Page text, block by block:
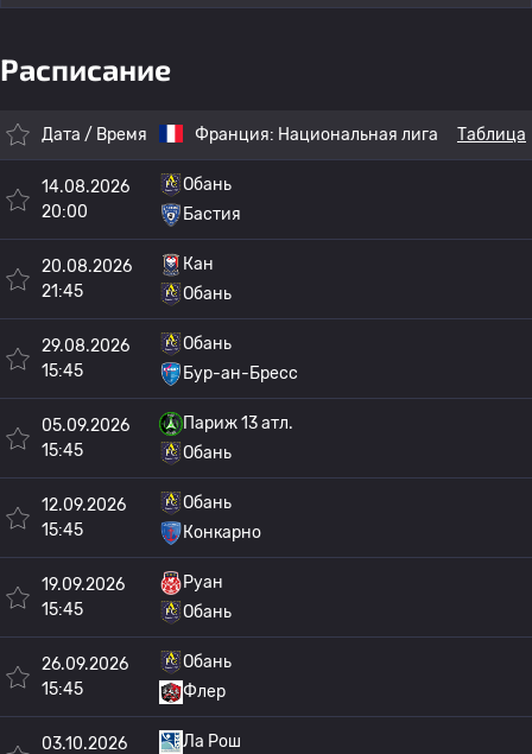
Расписание
Дата / Время Франция: Национальная лига Таблица
14.08.2026
20:00
Обань
Бастия
20.08.2026
21:45
Кан
Обань
29.08.2026
15:45
Обань
Бур-ан-Бресс
05.09.2026
15:45
Париж 13 атл.
Обань
12.09.2026
15:45
Обань
Конкарно
19.09.2026
15:45
Руан
Обань
26.09.2026
15:45
Обань
Флер
03.10.2026 Ла Рош